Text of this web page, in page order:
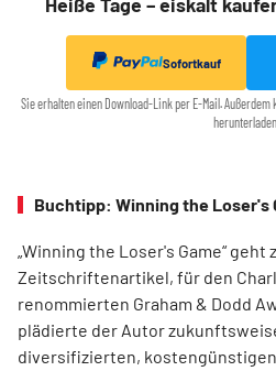
Sofortkauf
Sie erhalten einen Download-Link per E-Mail.
Buchtipp: Winning the Loser's
„Winning the Loser's Game“ geht
Zeitschriftenartikel, für den
renommierten Graham & Dodd
plädierte der Autor
diversifizierten,